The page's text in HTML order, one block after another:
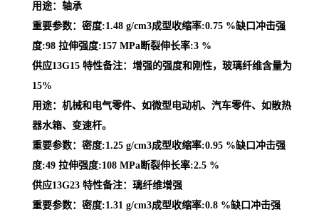
用途：轴承
重要参数：密度:1.48 g/cm3成型收缩率:0.75 %缺口冲击强
度:98 拉伸强度:157 MPa断裂伸长率:3 %
供应13G15 特性备注：增强的强度和刚性，玻璃纤维含量为
15%
用途：机械和电气零件、如微型电动机、汽车零件、如散热
器水箱、变速杆。
重要参数：密度:1.25 g/cm3成型收缩率:0.95 %缺口冲击强
度:49 拉伸强度:108 MPa断裂伸长率:2.5 %
供应13G23 特性备注：璃纤维增强
重要参数：密度:1.31 g/cm3成型收缩率:0.8 %缺口冲击强